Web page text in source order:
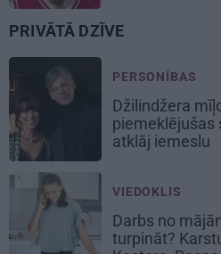
PRIVĀTĀ DZĪVE
PERSONĪBAS
Džilindžera
piemeklējušas
atklāj iemeslu
VIEDOKLIS
Darbs no
turpināt?